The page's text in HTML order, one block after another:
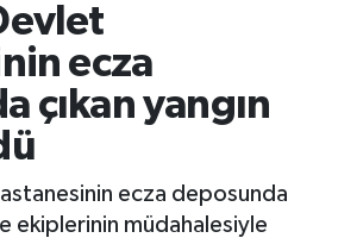
ecza
çıkan yangın
ecza deposunda
ekiplerinin müdahalesiyle
Durumu ve Fikstür